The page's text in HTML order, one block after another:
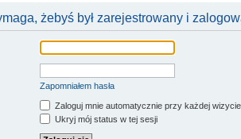
żebyś był zarejestrowany i
Zapomniałem hasła
Zaloguj mnie automatycznie przy każdej wizycie
Ukryj mój status w tej sesji